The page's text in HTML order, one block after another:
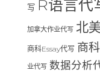
写 R语言代
加拿大作业代写 北
商科Essay代写 商
业代写 数据分析